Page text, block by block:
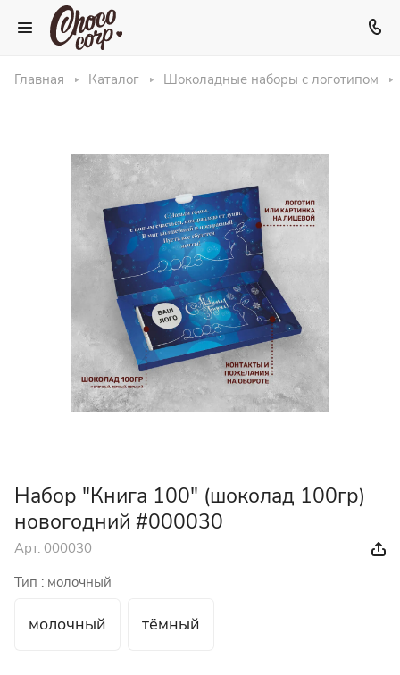
Главная Каталог Шоколадные наборы с логотипом
Набор "Книга 100" (шоколад 100гр)
новогодний #000030
Арт. 000030
Тип : молочный
молочный тёмный